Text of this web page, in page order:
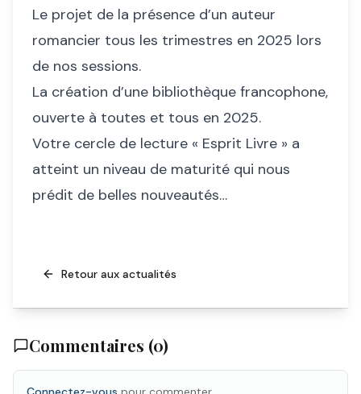
Le projet de la présence d’un auteur
romancier tous les trimestres en 2025 lors
de nos sessions.
La création d’une bibliothèque francophone,
ouverte à toutes et tous en 2025.
Votre cercle de lecture « Esprit Livre » a
atteint un niveau de maturité qui nous
prédit de belles nouveautés…
Retour aux actualités
Commentaires (0)